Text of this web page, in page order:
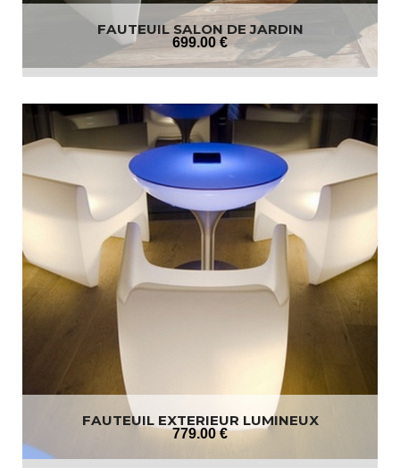
FAUTEUIL SALON DE JARDIN
699.00 €
FAUTEUIL EXTERIEUR LUMINEUX
779.00 €